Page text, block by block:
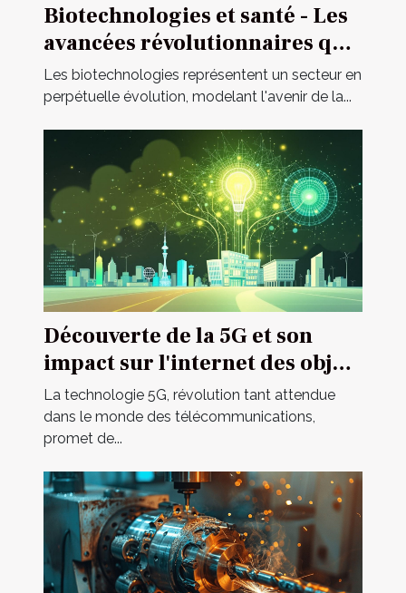
Biotechnologies et santé - Les
avancées révolutionnaires qui
changent la médecine
Les biotechnologies représentent un secteur en
perpétuelle évolution, modelant l'avenir de la...
Découverte de la 5G et son
impact sur l'internet des objets
avantages et défis
La technologie 5G, révolution tant attendue
dans le monde des télécommunications,
promet de...